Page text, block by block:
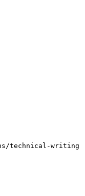
technical-writing